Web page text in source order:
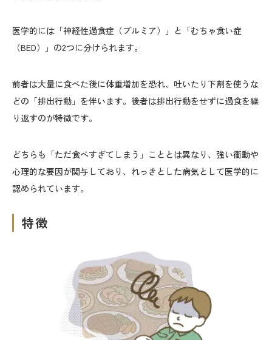
医学的には「神経性過食症（ブルミア）」と「むちゃ食い症
（BED）」の2つに分けられます。
前者は大量に食べた後に体重増加を恐れ、吐いたり下剤を使うな
どの「排出行動」を伴います。後者は排出行動をせずに過食を繰
り返すのが特徴です。
どちらも「ただ食べすぎてしまう」こととは異なり、強い衝動や
心理的な要因が関与しており、れっきとした病気として医学的に
認められています。
特徴